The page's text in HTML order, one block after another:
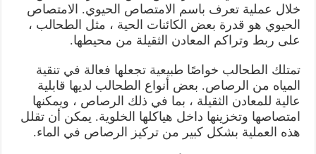
خلال عملية تعرف باسم الامتصاص الحيوي. الامتصاص
الحيوي هو قدرة بعض الكائنات الحية ، مثل الطحالب ،
على ربط وتراكم المعادن الثقيلة من محيطها.
تمتلك الطحالب خواصًا طبيعية تجعلها فعالة في تنقية
المياه من الرصاص. بعض أنواع الطحالب لديها قابلية
عالية للمعادن الثقيلة ، بما في ذلك الرصاص ، ويمكنها
امتصاصها وتخزينها داخل هياكلها الخلوية. يمكن أن تقلل
هذه العملية بشكل كبير من تركيز الرصاص في الماء.